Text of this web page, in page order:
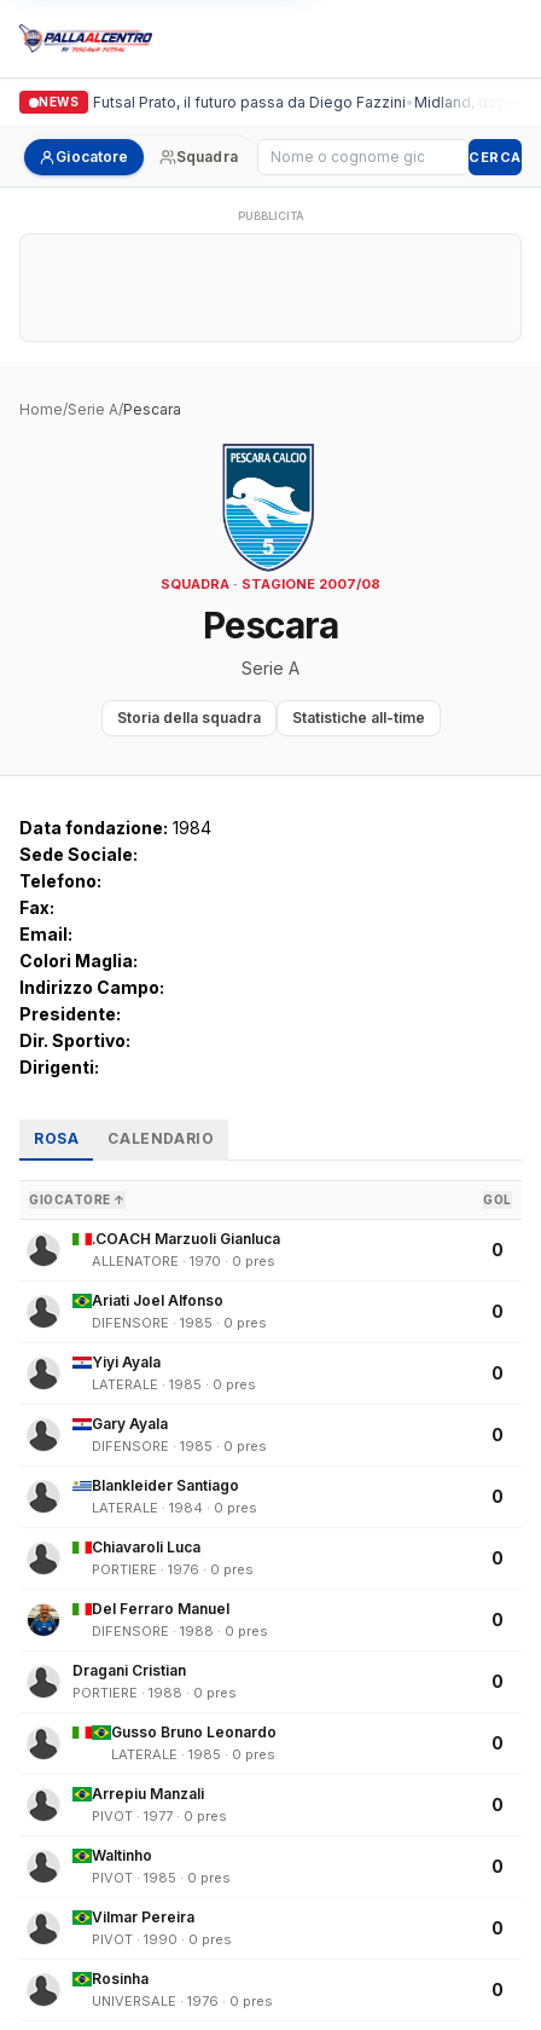
NEWS
Italgronda Futsal Prato, il futuro passa da Diego Fazzini•Midland, doppio
Giocatore Squadra Cerca giocatore CERCA
PUBBLICITÀ
Home/Serie A/Pescara
SQUADRA · STAGIONE 2007/08
Pescara
Serie A
Storia della squadra Statistiche all-time
Data fondazione: 1984
Sede Sociale:
Telefono:
Fax:
Email:
Colori Maglia:
Indirizzo Campo:
Presidente:
Dir. Sportivo:
Dirigenti:
ROSA CALENDARIO
GIOCATORE ↑ GOL
.COACH Marzuoli Gianluca
ALLENATORE · 1970 · 0 pres
0
Ariati Joel Alfonso
DIFENSORE · 1985 · 0 pres
0
Yiyi Ayala
LATERALE · 1985 · 0 pres
0
Gary Ayala
DIFENSORE · 1985 · 0 pres
0
Blankleider Santiago
LATERALE · 1984 · 0 pres
0
Chiavaroli Luca
PORTIERE · 1976 · 0 pres
0
Del Ferraro Manuel
DIFENSORE · 1988 · 0 pres
0
Dragani Cristian
PORTIERE · 1988 · 0 pres
0
Gusso Bruno Leonardo
LATERALE · 1985 · 0 pres
0
Arrepiu Manzali
PIVOT · 1977 · 0 pres
0
Waltinho
PIVOT · 1985 · 0 pres
0
Vilmar Pereira
PIVOT · 1990 · 0 pres
0
Rosinha
UNIVERSALE · 1976 · 0 pres
0